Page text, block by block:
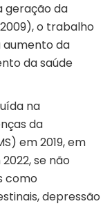
geração da
o trabalho
da
da saúde
na
da
em 2019, em
se não
como
depressão